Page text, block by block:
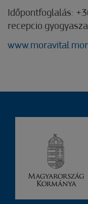
Időpontfoglalás: